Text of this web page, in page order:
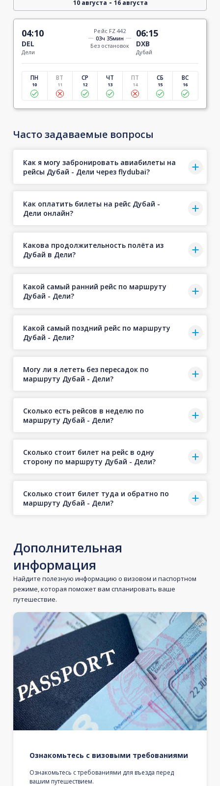
10 августа 16 августа
04:10
DEL
Дели
Рейс FZ 442
03ч 35мин
Без остановок
06:15
DXB
Дубай
ПН
10
ВТ
11
СР
12
ЧТ
13
ПТ
14
СБ
15
ВС
16
Часто задаваемые вопросы
Как я могу забронировать авиабилеты на
рейсы Дубай - Дели через flydubai?
Как оплатить билеты на рейс Дубай -
Дели онлайн?
Какова продолжительность полёта из
Дубай в Дели?
Какой самый ранний рейс по маршруту
Дубай - Дели?
Какой самый поздний рейс по маршруту
Дубай - Дели?
Могу ли я лететь без пересадок по
маршруту Дубай - Дели?
Сколько есть рейсов в неделю по
маршруту Дубай - Дели?
Сколько стоит билет на рейс в одну
сторону по маршруту Дубай - Дели?
Сколько стоит билет туда и обратно по
маршруту Дубай - Дели?
Дополнительная
информация
Найдите полезную информацию о визовом и паспортном
режиме, которая поможет вам спланировать ваше
путешествие.
Ознакомьтесь с визовыми требованиями
Ознакомьтесь с требованиями для въезда перед
вашим путешествием.